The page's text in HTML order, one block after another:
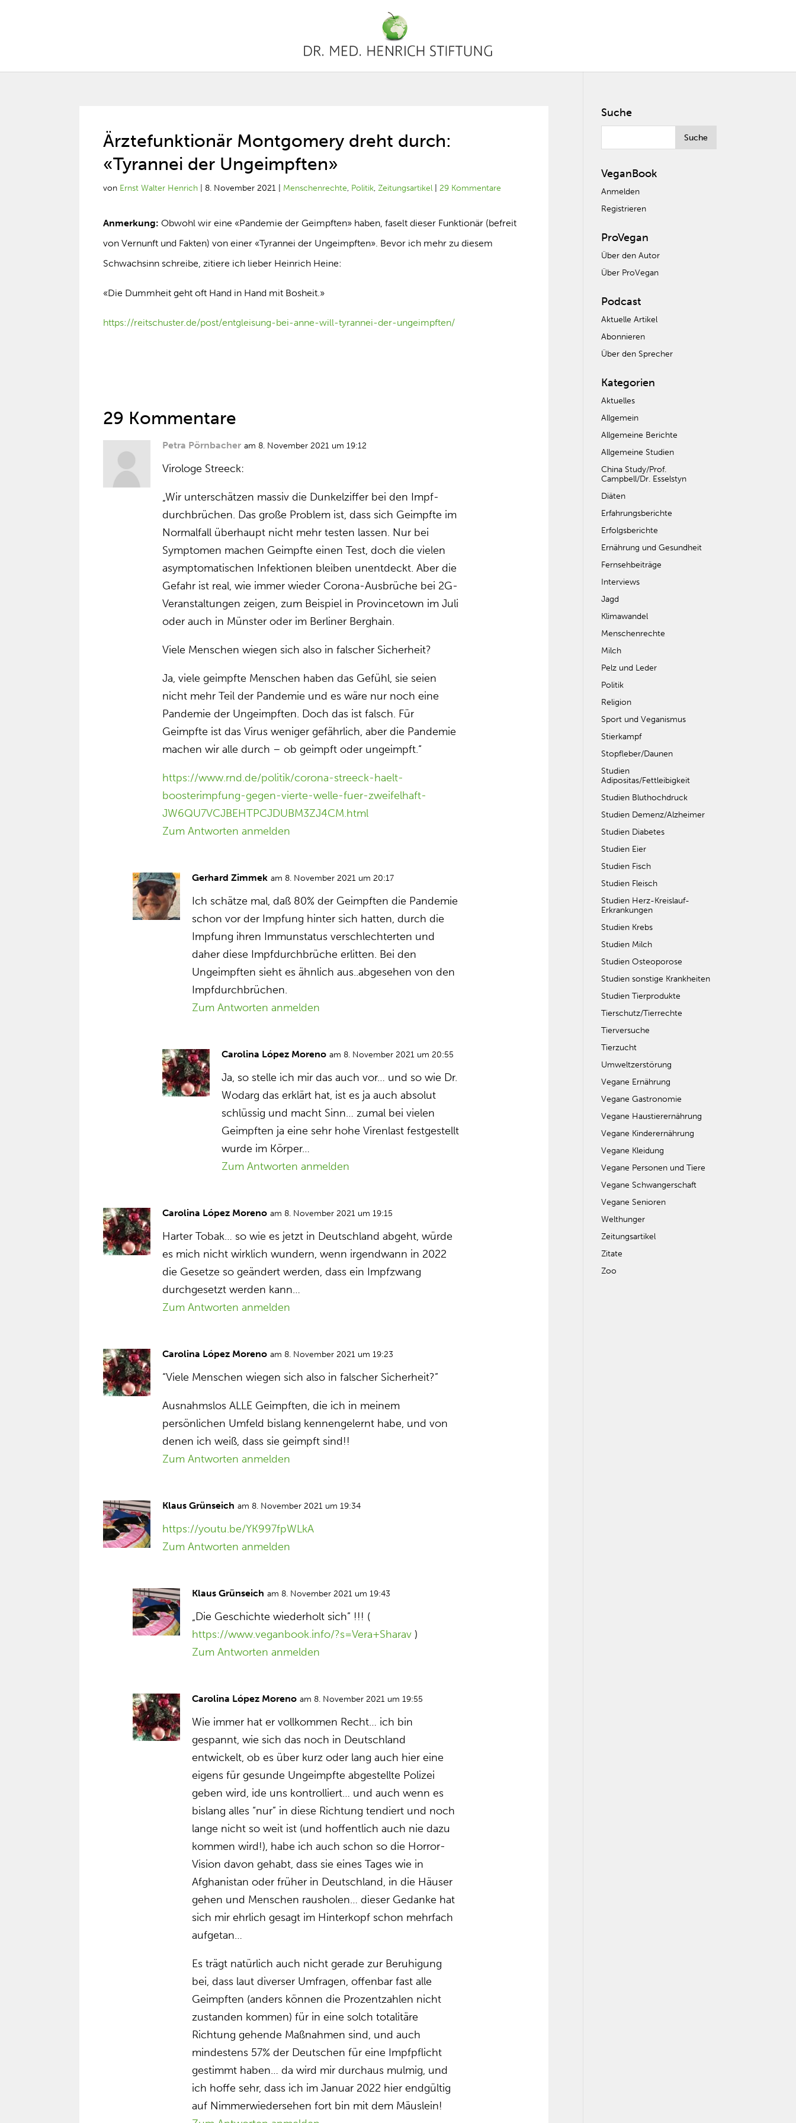
Ärztefunktionär Montgomery dreht durch:
«Tyrannei der Ungeimpften»
von Ernst Walter Henrich 8. November 2021 Menschenrechte, Politik,Zeitungsartikel |29 Kommentare
Anmerkung:Obwohl wir eine «Pandemie der Geimpften» haben, faselt dieser Funktionär (befreit
von Vernunft und Fakten) von einer «Tyrannei der Ungeimpften». Bevor ich mehr zu diesem
Schwachsinn schreibe, zitiere ich lieber Heinrich Heine:
«Die Dummheit geht oft Hand in Hand mit Bosheit.»
https://reitschuster.de/post/entgleisung-bei-anne-will-tyrannei-der-ungeimpften/
29 Kommentare
Petra Pörnbacher am 8. November 2021 um 19:12
Virologe Streeck:
„Wir unter­schätzen massiv die Dunkel­ziffer bei den Impf­
durch­brüchen. Das große Problem ist, dass sich Geimpfte im
Normal­fall über­haupt nicht mehr testen lassen. Nur bei
Symptomen machen Geimpfte einen Test, doch die vielen
asympto­mati­schen Infek­tionen bleiben unent­deckt. Aber die
Gefahr ist real, wie immer wieder Corona-Ausbrüche bei 2G-
Veran­stal­tungen zeigen, zum Beispiel in Province­town im Juli
oder auch in Münster oder im Berliner Berg­hain.
Viele Menschen wiegen sich also in falscher Sicher­heit?
Ja, viele geimpfte Menschen haben das Gefühl, sie seien
nicht mehr Teil der Pandemie und es wäre nur noch eine
Pandemie der Unge­impften. Doch das ist falsch. Für
Geimpfte ist das Virus weniger gefähr­lich, aber die Pandemie
machen wir alle durch – ob geimpft oder ungeimpft.“
https://www.rnd.de/politik/corona-streeck-haelt-
boosterimpfung-gegen-vierte-welle-fuer-zweifelhaft-
JW6QU7VCJBEHTPCJDUBM3ZJ4CM.html
Zum Antworten anmelden
Gerhard Zimmek am 8. November 2021 um 20:17
Ich schätze mal, daß 80% der Geimpften die Pandemie
schon vor der Impfung hinter sich hatten, durch die
Impfung ihren Immunstatus verschlechterten und
daher diese Impfdurchbrüche erlitten. Bei den
Ungeimpften sieht es ähnlich aus..abgesehen von den
Impfdurchbrüchen.
Zum Antworten anmelden
Carolina López Moreno am 8. November 2021 um 20:55
Ja, so stelle ich mir das auch vor… und so wie Dr.
Wodarg das erklärt hat, ist es ja auch absolut
schlüssig und macht Sinn… zumal bei vielen
Geimpften ja eine sehr hohe Virenlast festgestellt
wurde im Körper…
Zum Antworten anmelden
Carolina López Moreno am 8. November 2021 um 19:15
Harter Tobak… so wie es jetzt in Deutschland abgeht, würde
es mich nicht wirklich wundern, wenn irgendwann in 2022
die Gesetze so geändert werden, dass ein Impfzwang
durchgesetzt werden kann…
Zum Antworten anmelden
Carolina López Moreno am 8. November 2021 um 19:23
“Viele Menschen wiegen sich also in falscher Sicher­heit?”
Ausnahmslos ALLE Geimpften, die ich in meinem
persönlichen Umfeld bislang kennengelernt habe, und von
denen ich weiß, dass sie geimpft sind!!
Zum Antworten anmelden
Klaus Grünseich am 8. November 2021 um 19:34
https://youtu.be/YK997fpWLkA
Zum Antworten anmelden
Klaus Grünseich am 8. November 2021 um 19:43
„Die Geschichte wiederholt sich” !!! (
https://www.veganbook.info/?s=Vera+Sharav )
Zum Antworten anmelden
Carolina López Moreno am 8. November 2021 um 19:55
Wie immer hat er vollkommen Recht… ich bin
gespannt, wie sich das noch in Deutschland
entwickelt, ob es über kurz oder lang auch hier eine
eigens für gesunde Ungeimpfte abgestellte Polizei
geben wird, ide uns kontrolliert… und auch wenn es
bislang alles “nur” in diese Richtung tendiert und noch
lange nicht so weit ist (und hoffentlich auch nie dazu
kommen wird!), habe ich auch schon so die Horror-
Vision davon gehabt, dass sie eines Tages wie in
Afghanistan oder früher in Deutschland, in die Häuser
gehen und Menschen rausholen… dieser Gedanke hat
sich mir ehrlich gesagt im Hinterkopf schon mehrfach
aufgetan…
Es trägt natürlich auch nicht gerade zur Beruhigung
bei, dass laut diverser Umfragen, offenbar fast alle
Geimpften (anders können die Prozentzahlen nicht
zustanden kommen) für in eine solch totalitäre
Richtung gehende Maßnahmen sind, und auch
mindestens 57% der Deutschen für eine Impfpflicht
gestimmt haben… da wird mir durchaus mulmig, und
ich hoffe sehr, dass ich im Januar 2022 hier endgültig
auf Nimmerwiedersehen fort bin mit dem Mäuslein!
Suche
VeganBook
Anmelden
Registrieren
ProVegan
Über den Autor
Über ProVegan
Podcast
Aktuelle Artikel
Abonnieren
Über den Sprecher
Kategorien
Aktuelles
Allgemein
Allgemeine Berichte
Allgemeine Studien
China Study/Prof.
Campbell/Dr. Esselstyn
Diäten
Erfahrungsberichte
Erfolgsberichte
Ernährung und Gesundheit
Fernsehbeiträge
Interviews
Jagd
Klimawandel
Menschenrechte
Milch
Pelz und Leder
Politik
Religion
Sport und Veganismus
Stierkampf
Stopfleber/Daunen
Studien
Adipositas/Fettleibigkeit
Studien Bluthochdruck
Studien Demenz/Alzheimer
Studien Diabetes
Studien Eier
Studien Fisch
Studien Fleisch
Studien Herz-Kreislauf-
Erkrankungen
Studien Krebs
Studien Milch
Studien Osteoporose
Studien sonstige Krankheiten
Studien Tierprodukte
Tierschutz/Tierrechte
Tierversuche
Tierzucht
Umweltzerstörung
Vegane Ernährung
Vegane Gastronomie
Vegane Haustierernährung
Vegane Kinderernährung
Vegane Kleidung
Vegane Personen und Tiere
Vegane Schwangerschaft
Vegane Senioren
Welthunger
Zeitungsartikel
Zitate
Zoo